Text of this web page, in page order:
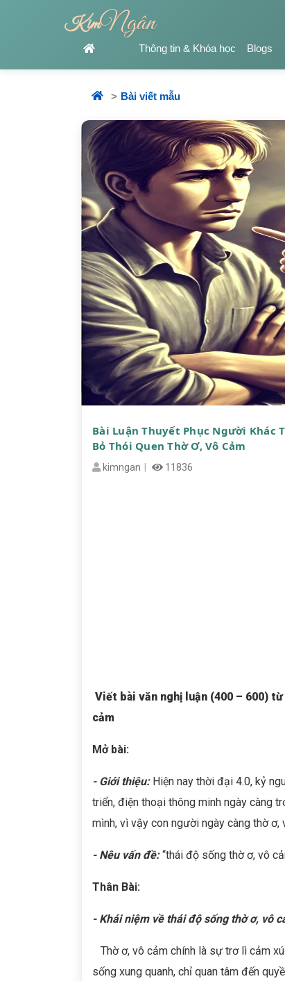
KimNgân
Thông tin & Khóa học Blogs
Bài viết mẫu
Bài Luận Thuyết Phục Người Khác
Bỏ Thói Quen Thờ Ơ, Vô Cảm
kimngan 11836
Viết bài văn nghị luận (400 – 600)
cảm
Mở bài:
- Giới thiệu:Hiện nay thời đại 4.0, kỷ
triển, điện thoại thông minh ngày càng
mình, vì vậy con người ngày càng thờ
- Nêu vấn đề:“thái độ sống thờ ơ, vô
Thân Bài:
- Khái niệm về thái độ sống thờ ơ, vô
Thờ ơ, vô cảm chính là sự trơ lì cảm
sống xung quanh, chỉ quan tâm đến